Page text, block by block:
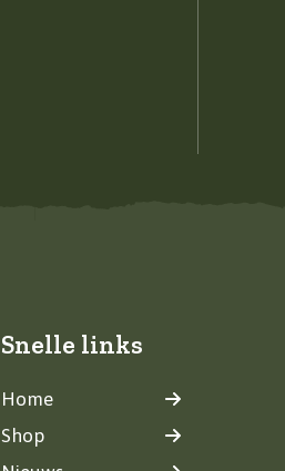
Snelle links
Home
Shop